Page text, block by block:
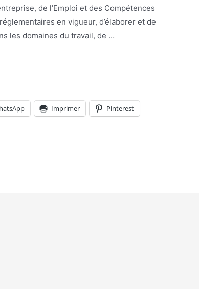
de l’Emploi et des Compétences
en vigueur, d’élaborer et de
les domaines du travail, de …
Imprimer Pinterest